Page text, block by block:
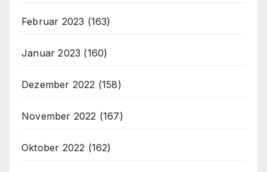
Februar 2023 (163)
Januar 2023 (160)
Dezember 2022 (158)
November 2022 (167)
Oktober 2022 (162)